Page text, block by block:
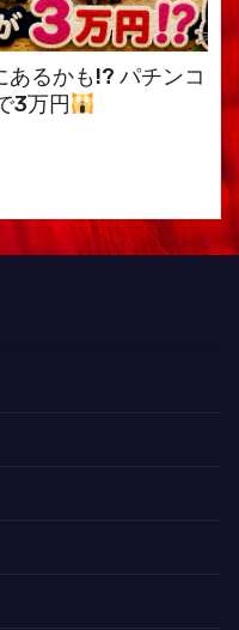
あるかも!? パチンコ
3万円